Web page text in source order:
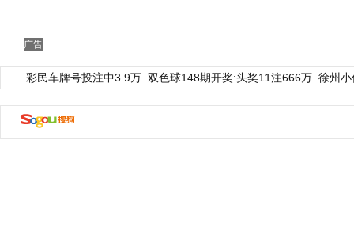
广告
彩民车牌号投注中3.9万 双色球148期开奖:头奖11注666万 徐州